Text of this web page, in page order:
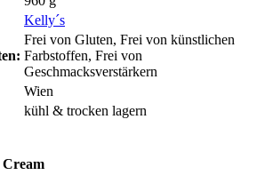
Kelly´s
Frei von Gluten, Frei von künstlichen
Farbstoffen, Frei von
Geschmacksverstärkern
Wien
kühl & trocken lagern